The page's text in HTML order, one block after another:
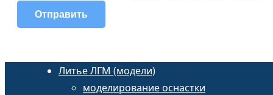
Литье ЛГМ (модели)
моделирование оснастки